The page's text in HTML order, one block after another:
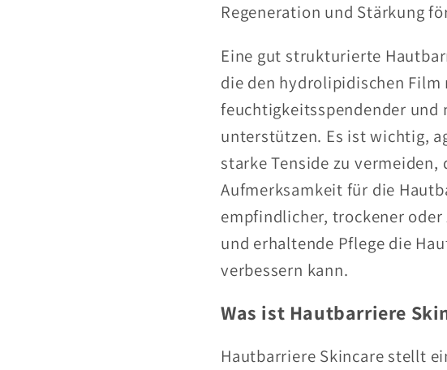
Regeneration und Stärkung
Eine gut strukturierte
die den hydrolipidischen
feuchtigkeitsspendender und
unterstützen. Es ist wichtig,
starke Tenside zu
Aufmerksamkeit für die
empfindlicher, trockener
und erhaltende Pflege die
verbessern kann.
Was ist Hautbarriere
Hautbarriere Skincare stellt